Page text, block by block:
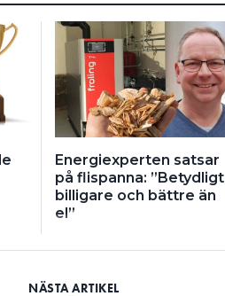
Energiexperten satsar
på flispanna: ”Betydligt
billigare och bättre än
el”